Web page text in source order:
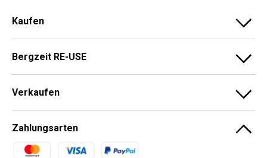
Kaufen
Bergzeit RE-USE
Verkaufen
Zahlungsarten
Zahlungsmethoden